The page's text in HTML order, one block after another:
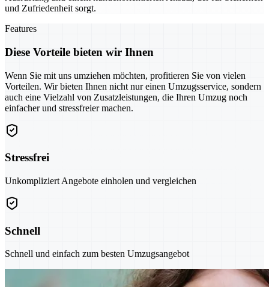
und Zufriedenheit sorgt.
Features
Diese Vorteile bieten wir Ihnen
Wenn Sie mit uns umziehen möchten, profitieren Sie von vielen
Vorteilen. Wir bieten Ihnen nicht nur einen Umzugsservice, sondern
auch eine Vielzahl von Zusatzleistungen, die Ihren Umzug noch
einfacher und stressfreier machen.
Stressfrei
Unkompliziert Angebote einholen und vergleichen
Schnell
Schnell und einfach zum besten Umzugsangebot